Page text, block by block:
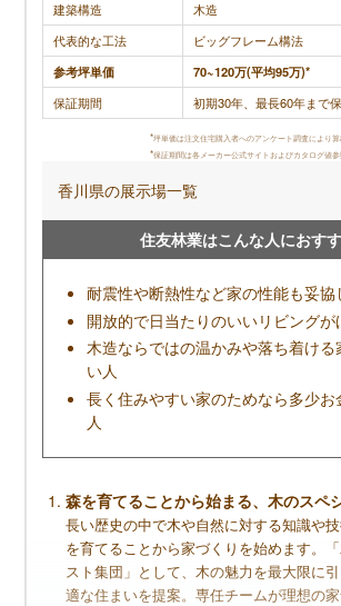
調査概要
調査方法：インターネット調査
調査対象：積水ハウスで注文住宅を建てた人
メリット
高い耐震性で地震がきても住み続け
高い
性能もデザイン性も一級品の外壁(
永年保証など手厚いサポートで生
らせる
高価格帯なのできちんとしたロー
断熱性能は平均点くらい
建築構造
木造
代表的な工法
ビッグフレーム構法
参考坪単価
70~120万(平均95万)*
保証期間
初期30年、最長60年まで
*坪単価は注文住宅購入者へのアンケート調査により算
*保証期間は各メーカー公式サイトおよびカタログ値
香川県の展示場一覧
住友林業はこんな人におす
耐震性や断熱性など家の性能も妥協
開放的で日当たりのいいリビングが
木造ならではの温かみや落ち着ける
い人
長く住みやすい家のためなら多少
人
森を育てることから始まる、木のスペ
長い歴史の中で木や自然に対する知識や
を育てることから家づくりを始めます。
スト集団」として、木の魅力を最大限に
適な住まいを提案。専任チームが理想の